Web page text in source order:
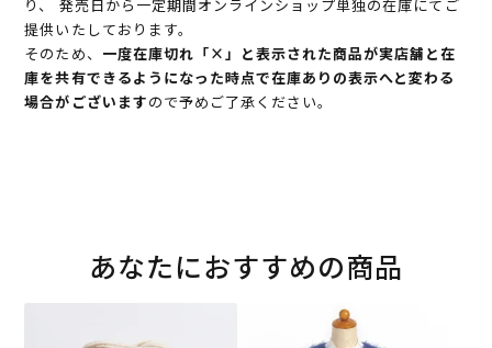
り、 発売日から一定期間オンラインショップ単独の在庫にてご
提供いたしております。
そのため、 一度在庫切れ「×」と表示された商品が実店舗と在
庫を共有できるようになった時点で在庫ありの表示へと変わる
場合がございますので予めご了承ください。
あなたにおすすめの商品